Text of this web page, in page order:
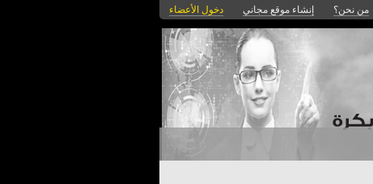
من نحن؟ إنشاء موقع مجاني دخول الأعضاء